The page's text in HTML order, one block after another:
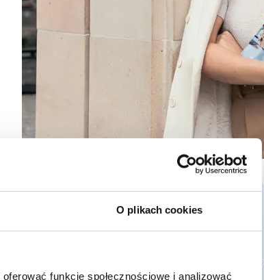
O plikach cookies
funkcje społecznościowe i analizować
Twój księgowy, pozostaję do Twojej